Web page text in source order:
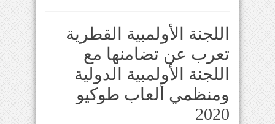
اللجنة الأولمبية القطرية
تعرب عن تضامنها مع
اللجنة الأولمبية الدولية
ومنظمي ألعاب طوكيو
2020